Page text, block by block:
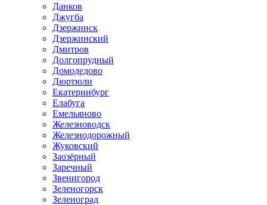
Данков
Джугба
Дзержинск
Дзержинский
Дмитров
Долгопрудный
Домодедово
Дюртюли
Екатеринбург
Елабуга
Емельяново
Железноводск
Железнодорожный
Жуковский
Заозёрный
Заречный
Звенигород
Зеленогорск
Зеленоград